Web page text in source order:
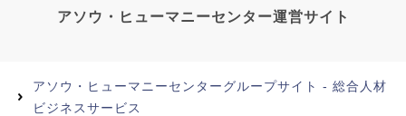
アソウ・ヒューマニーセンター運営サイト
アソウ・ヒューマニーセンターグループサイト - 総合人材
ビジネスサービス